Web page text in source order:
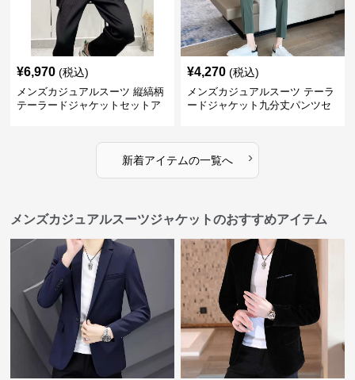
¥6,970 (税込)
メンズカジュアルスーツ 縦縞柄
テーラードジャケットセットア
¥4,270 (税込)
メンズカジュアルスーツ テーラ
ードジャケット九分丈パンツセ
新着アイテムの一覧へ ›
メンズカジュアルスーツジャケットのおすすめアイテム